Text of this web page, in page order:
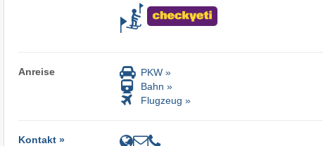
Anreise
PKW »
Bahn »
Flugzeug »
Kontakt »